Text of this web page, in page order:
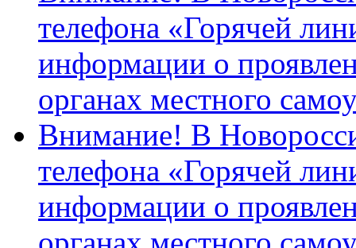
телефона «Горячей
информации о
органах местного
Внимание! В
телефона «Горячей
информации о